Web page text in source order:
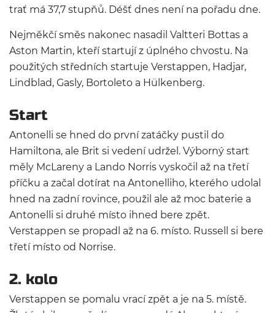
trať má 37,7 stupňů. Déšť dnes není na pořadu dne.
Nejměkčí směs nakonec nasadil Valtteri Bottas a
Aston Martin, kteří startují z úplného chvostu. Na
použitých středních startuje Verstappen, Hadjar,
Lindblad, Gasly, Bortoleto a Hülkenberg.
Start
Antonelli se hned do první zatáčky pustil do
Hamiltona, ale Brit si vedení udržel. Výborný start
měly McLareny a Lando Norris vyskočil až na třetí
příčku a začal dotírat na Antonelliho, kterého udolal
hned na zadní rovince, použil ale až moc baterie a
Antonelli si druhé místo ihned bere zpět.
Verstappen se propadl až na 6. místo. Russell si bere
třetí místo od Norrise.
2. kolo
Verstappen se pomalu vrací zpět a je na 5. místě.